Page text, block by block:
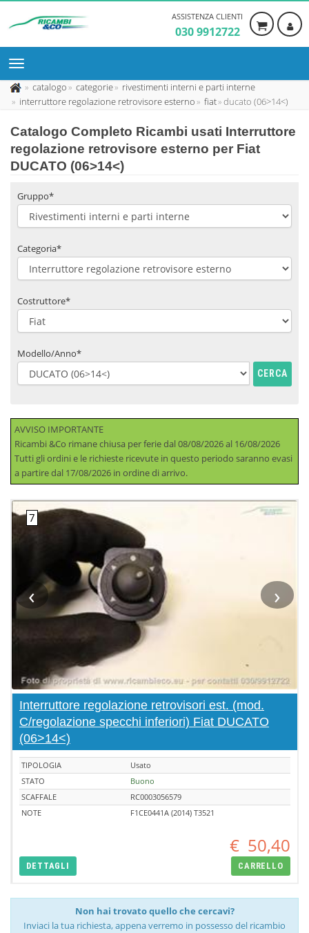
ASSISTENZA CLIENTI
030 9912722
catalogo categorie
rivestimenti interni e parti interne
interruttore regolazione retrovisore esterno
fiat ducato (06>14<)
Catalogo Completo Ricambi usati Interruttore
regolazione retrovisore esterno per Fiat
DUCATO (06>14<)
Gruppo*
Categoria*
Costruttore*
Modello/Anno*
CERCA
AVVISO IMPORTANTE
Ricambi &Co rimane chiusa per ferie dal 08/08/2026 al 16/08/2026
Tutti gli ordini e le richieste ricevute in questo periodo saranno evasi
a partire dal 17/08/2026 in ordine di arrivo.
‹ ›
Interruttore regolazione retrovisori est. (mod.
C/regolazione specchi inferiori) Fiat DUCATO
(06>14<)
TIPOLOGIA
Usato
STATO
Buono
SCAFFALE
RC0003056579
NOTE
F1CE0441A (2014) T3521
€ 50,40
DETTAGLI CARRELLO
Non hai trovato quello che cercavi?
Inviaci la tua richiesta, appena verremo in possesso del ricambio